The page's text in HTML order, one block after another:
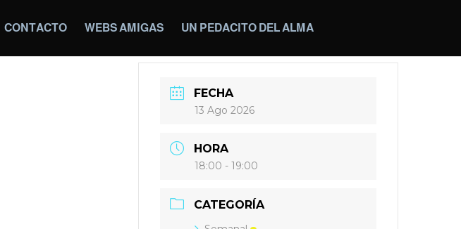
CONTACTO WEBS AMIGAS UN PEDACITO DEL ALMA
FECHA
13 Ago 2026
HORA
18:00 - 19:00
CATEGORÍA